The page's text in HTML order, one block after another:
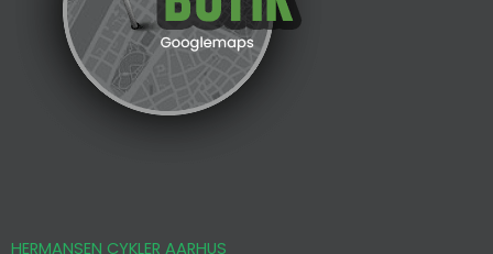
HERMANSEN CYKLER AARHUS